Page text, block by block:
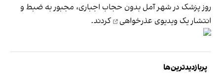
روز پزشک در شهر آمل بدون حجاب اجباری، مجبور به ضبط و
انتشار یک ویدیوی عذرخواهی کردند.
پربازدیدترین‌ها